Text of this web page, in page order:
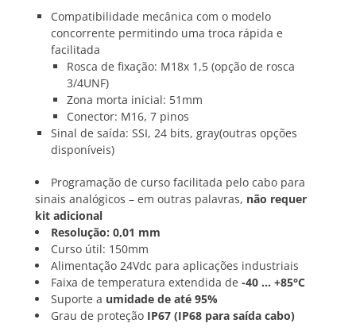
Compatibilidade mecânica com o modelo
concorrente permitindo uma troca rápida e
facilitada
Rosca de fixação: M18x 1,5 (opção de rosca
3/4UNF)
Zona morta inicial: 51mm
Conector: M16, 7 pinos
Sinal de saída: SSI, 24 bits, gray(outras opções
disponíveis)
Programação de curso facilitada pelo cabo para
sinais analógicos – em outras palavras, não requer
kit adicional
Resolução: 0,01 mm
Curso útil: 150mm
Alimentação 24Vdc para aplicações industriais
Faixa de temperatura extendida de -40 … +85°C
Suporte a umidade de até 95%
Grau de proteção IP67 (IP68 para saída cabo)